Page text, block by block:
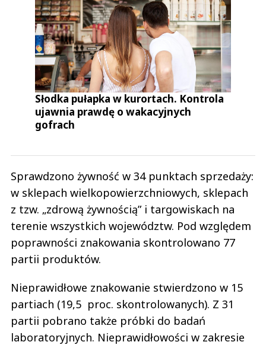
Słodka pułapka w kurortach. Kontrola
ujawnia prawdę o wakacyjnych
gofrach
Sprawdzono żywność w 34 punktach sprzedaży:
w sklepach wielkopowierzchniowych, sklepach
z tzw. „zdrową żywnością” i targowiskach na
terenie wszystkich województw. Pod względem
poprawności znakowania skontrolowano 77
partii produktów.
Nieprawidłowe znakowanie stwierdzono w 15
partiach (19,5 proc. skontrolowanych). Z 31
partii pobrano także próbki do badań
laboratoryjnych. Nieprawidłowości w zakresie